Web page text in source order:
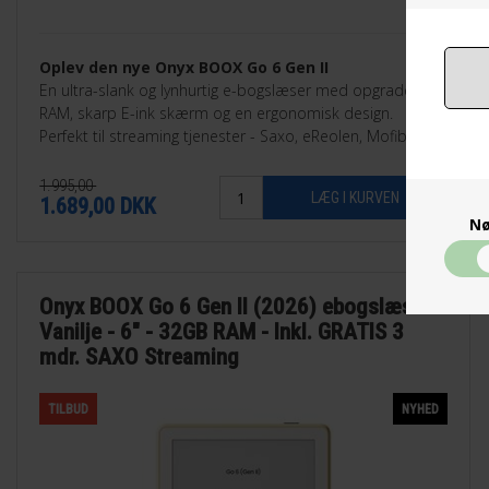
Oplev den nye Onyx BOOX Go 6 Gen II
En ultra-slank og lynhurtig e-bogslæser med opgraderet
RAM, skarp E-ink skærm og en ergonomisk design.
Perfekt til streaming tjenester - Saxo, eReolen, Mofibo,
1.995,00
1.689,00 DKK
Onyx BOOX Go 6 Gen II (2026) ebogslæser -
Vanilje - 6" - 32GB RAM - Inkl. GRATIS 3
mdr. SAXO Streaming
TILBUD NYHED